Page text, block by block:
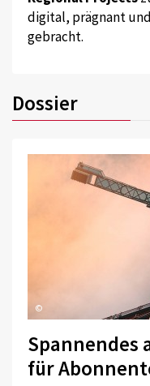
digital, prägnant
gebracht.
Dossier
©
Spannendes
für